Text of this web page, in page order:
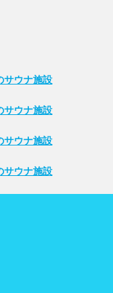
サウナ施設
サウナ施設
サウナ施設
サウナ施設